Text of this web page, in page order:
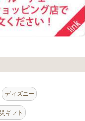
ディズニー
ギフト